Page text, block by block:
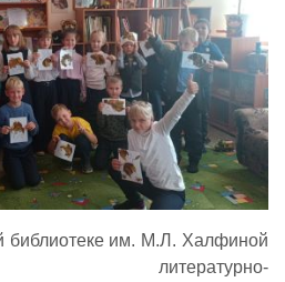
библиотеке им. М.Л. Халфиной